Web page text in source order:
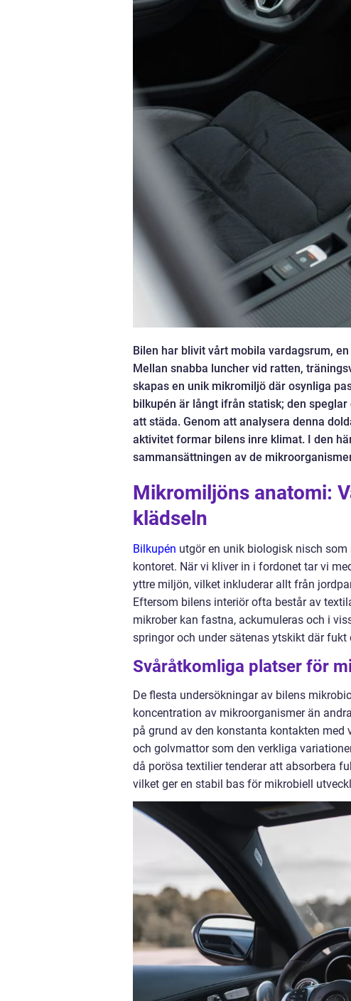
Bilen har blivit vårt mobila vardagsrum,
Mellan snabba luncher vid ratten,
skapas en unik mikromiljö där osynliga
bilkupén är långt ifrån statisk; den
att städa. Genom att analysera denna
aktivitet formar bilens inre klimat. I den
sammansättningen av de
Mikromiljöns anatomi:
klädseln
Bilkupén utgör en unik biologisk nisch
kontoret. När vi kliver in i fordonet tar vi
yttre miljön, vilket inkluderar allt från
Eftersom bilens interiör ofta består av
mikrober kan fastna, ackumuleras och i
springor och under sätenas ytskikt där
Svåråtkomliga platser för
De flesta undersökningar av bilens
koncentration av mikroorganismer än
på grund av den konstanta kontakten med
och golvmattor som den verkliga
då porösa textilier tenderar att absorbera
vilket ger en stabil bas för mikrobiell